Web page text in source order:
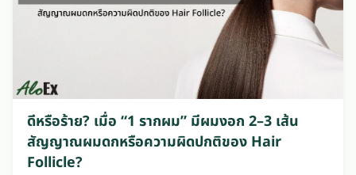
ดีหรือร้าย? เมื่อ “1 รากผม” มีผมงอก 2–3 เส้น
สัญญาณผมดกหรือความผิดปกติของ Hair
Follicle?